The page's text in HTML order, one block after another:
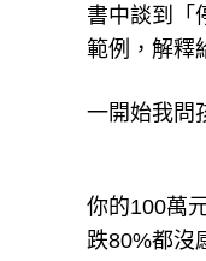
書中談到「
範例，解釋
一開始我問
你的100萬
跌80%都沒